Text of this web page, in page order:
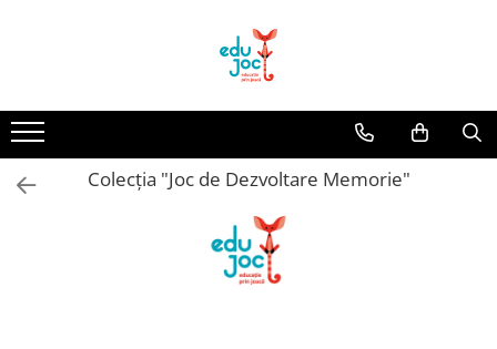
1-2 ani
3-4 ani
5-7 ani
Colecția "Joc de Dezvoltare Memorie"